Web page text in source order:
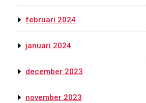
februari 2024
januari 2024
december 2023
november 2023